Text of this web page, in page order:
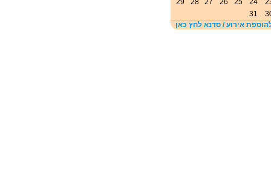
24
25
26
27
28
29
31
אירוע / סדנא לחץ כאן